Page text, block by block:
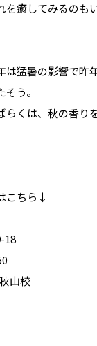
を癒してみるのも
は猛暑の影響で昨
う。
らくは、秋の香り
こちら↓
18
山校